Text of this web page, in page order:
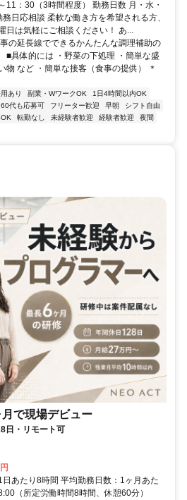
11：30（3時間程度） 勤務日数 月・水・
日応相談 柔軟な働き方を希望される方、
日は気軽にご相談ください！ あ...
の延長線でできるかんたんな調理補助の
■具体的には ・野菜の下処理 ・簡単な盛
物 など ・簡単な接客（食事の提供） ＊
あり 副業・WワークOK
1日4時間以内OK
60代も応募可 フリーター歓迎 早朝
シフト自由
転勤なし 未経験者歓迎 経験者歓迎
夜間
で現場デビュー
日・リモート可
あたり8時間 平均勤務日数：1ヶ月あた
（所定労働時間8時間、休憩60分）